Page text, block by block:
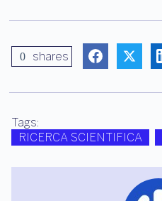
0 shares
Tags:
RICERCA SCIENTIFICA